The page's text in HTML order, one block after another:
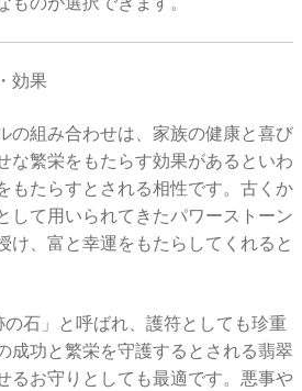
効果
の組み合わせは、家族の健康と喜び
な繁栄をもたらす効果があるといわ
もたらすとされる相性です。古くか
して用いられてきたパワーストーン
け、富と幸運をもたらしてくれると
石」と呼ばれ、護符としても珍重
成功と繁栄を守護するとされる翡翠
るお守りとしても最適です。悪事や